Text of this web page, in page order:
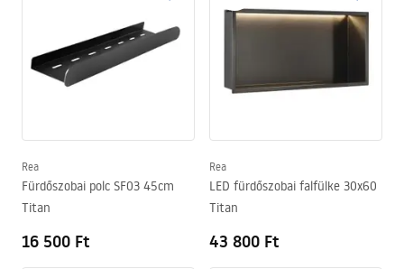
Rea
Fürdőszobai polc SF03 45cm
Titan
16 500 Ft
Rea
LED fürdőszobai falfülke 30x60
Titan
43 800 Ft